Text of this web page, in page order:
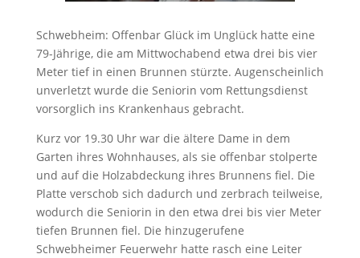
Schwebheim: Offenbar Glück im Unglück hatte eine
79-Jährige, die am Mittwochabend etwa drei bis vier
Meter tief in einen Brunnen stürzte. Augenscheinlich
unverletzt wurde die Seniorin vom Rettungsdienst
vorsorglich ins Krankenhaus gebracht.
Kurz vor 19.30 Uhr war die ältere Dame in dem
Garten ihres Wohnhauses, als sie offenbar stolperte
und auf die Holzabdeckung ihres Brunnens fiel. Die
Platte verschob sich dadurch und zerbrach teilweise,
wodurch die Seniorin in den etwa drei bis vier Meter
tiefen Brunnen fiel. Die hinzugerufene
Schwebheimer Feuerwehr hatte rasch eine Leiter